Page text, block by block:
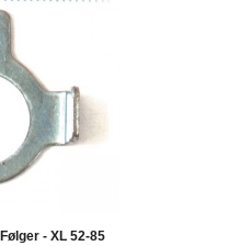
- XL 52-85